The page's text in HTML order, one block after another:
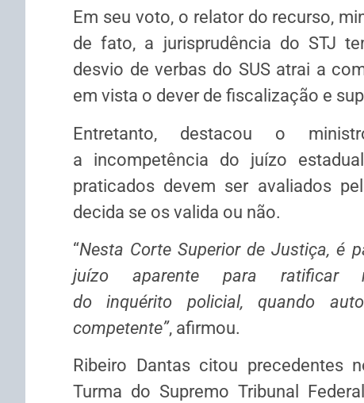
Em seu voto, o relator do recurso,
de fato, a jurisprudência do STJ
desvio de verbas do SUS atrai a
em vista o dever de fiscalização e
Entretanto, destacou o
a incompetência do juízo
praticados devem ser avaliados
decida se os valida ou não.
“Nesta Corte Superior de Justiça, é
juízo aparente para ratificar
doinquérito policial, quando
competente”, afirmou.
Ribeiro Dantas citou precedentes
Turma do Supremo Tribunal